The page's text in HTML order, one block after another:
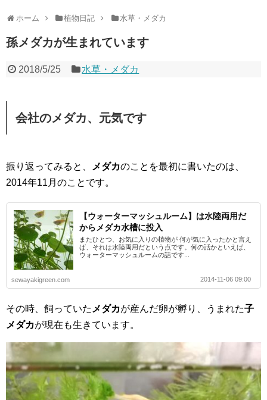
ホーム 植物日記 水草・メダカ
孫メダカが生まれています
2018/5/25 水草・メダカ
会社のメダカ、元気です
振り返ってみると、 メダカのことを最初に書いたのは、
2014年11月のことです。
【ウォーターマッシュルーム】は水陸両用だ
からメダカ水槽に投入
またひとつ、お気に入りの植物が 何が気に入ったかと言え
ば、それは水陸両用だという点です。何の話かといえば、
ウォーターマッシュルームの話です...
sewayakigreen.com 2014-11-06 09:00
その時、飼っていた メダカが産んだ卵が孵り、うまれた子
メダカが現在も生きています。